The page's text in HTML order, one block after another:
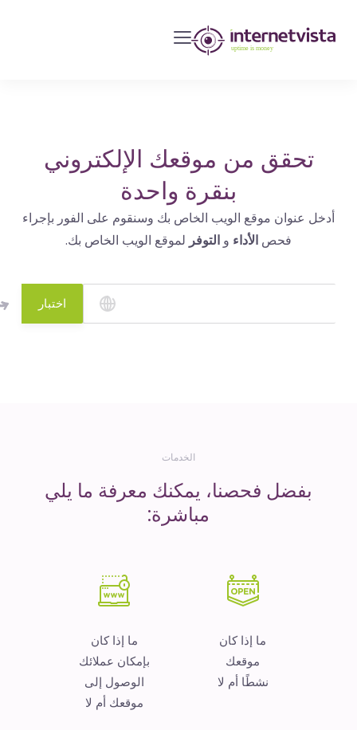
مراقبة
مواقع
الويب
الإنترنت
التشغيل
تحقق من موقعك الإلكتروني
بنقرة واحدة
أدخل عنوان موقع الويب الخاص بك وسنقوم على الفور بإجراء
فحصالأداءو التوفرلموقع الويب الخاص بك.
اختبار
الخدمات
بفضل فحصنا، يمكنك معرفة ما يلي
مباشرة:
ما إذا كان
موقعك
نشطًا أم لا
ما إذا كان
بإمكان عملائك
الوصول إلى
موقعك أم لا